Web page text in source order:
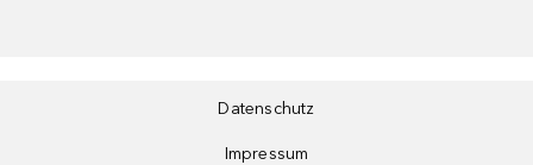
Datenschutz
Impressum